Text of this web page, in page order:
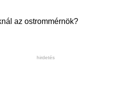
az ostrommérnök?
hirdetés